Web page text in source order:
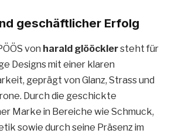
geschäftlicher Erfolg
von harald glööcklersteht für
Designs mit einer klaren
geprägt von Glanz, Strass und
Durch die geschickte
Marke in Bereiche wie Schmuck,
sowie durch seine Präsenz im